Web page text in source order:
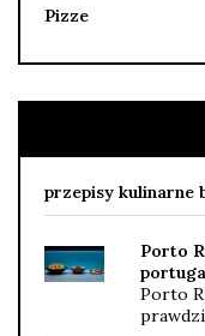
Pizze
przepisy kulinarne
Porto
Porto